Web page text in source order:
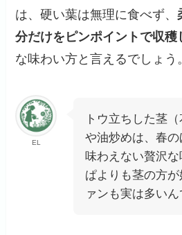
は、硬い葉は無理に食べず、
分だけをピンポイントで収穫
な味わい方と言えるでしょう
EL
トウ立ちした茎
や油炒めは、春
味わえない贅沢
ぱよりも茎の方
ァンも実は多いん